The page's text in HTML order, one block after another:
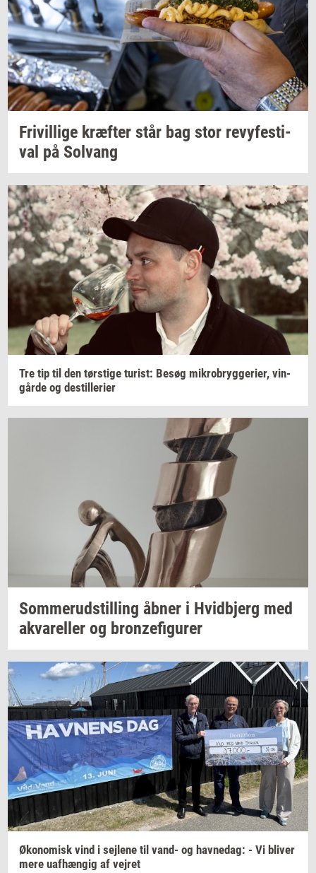
Fri­vil­li­ge kræf­ter står bag stor revy­festi­
val på Solvang
Tre tip til den tørsti­ge turist: Besøg mi­kro­bryg­ge­ri­er, vin­
går­de og destil­le­ri­er
Som­mer­ud­stil­ling åbner i Hvid­b­jerg med
akva­rel­ler og bron­ze­fi­gu­rer
Øko­no­misk vind i sej­le­ne til vand- og hav­nedag: - Vi bli­ver
mere uaf­hæn­gig af vej­ret